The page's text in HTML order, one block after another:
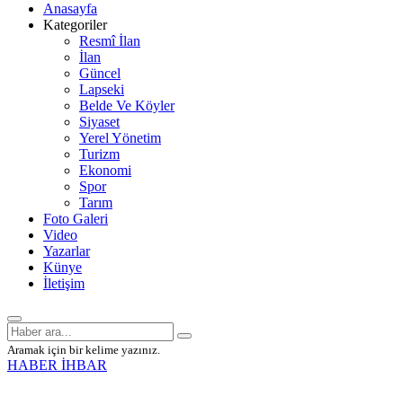
Anasayfa
Kategoriler
Resmî İlan
İlan
Güncel
Lapseki
Belde Ve Köyler
Siyaset
Yerel Yönetim
Turizm
Ekonomi
Spor
Tarım
Foto Galeri
Video
Yazarlar
Künye
İletişim
Aramak için bir kelime yazınız.
HABER İHBAR